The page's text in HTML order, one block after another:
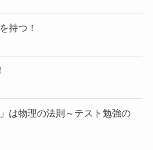
持つ！
は物理の法則～テスト勉強の